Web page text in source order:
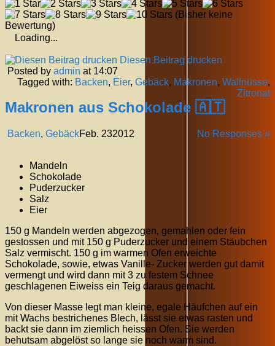
(Bisher keine
Bewertung)
Loading...
Diesen Beitrag drucken
Posted by admin at 14:07
Tagged with: Backen, Eier, Gebäck, Makronen, Wallnüsse,
Zitronat
Makronen aus Schokolade 🇦🇹
Backen, Gebäck No Responses »
Feb. 232012
Mandeln
Schokolade
Puderzucker
Salz
Eier
150 g Mandeln werden abgezogen, gemahlen oder fein
gestossen und mit 150 g Puderzucker und einem Stäubchen
Salz vermischt. 150 g im warmen Ofen erweichte
Schokolade, sowie, etwas Vanille- Zucker werden gut damit
vermengt und wird dann mit 3 zu festem Schnee
geschlagenen Eiweiss ein Teig daraus gemacht.
Von dieser Masse legt man kleine, egale Häufchen auf ein
mit Wachs bestrichenes Blech, lässt sie etwas rasten und
backt sie dann im ziemlich heissen Ofen. Sie werden
behutsam abgelöst so lange sie noch warm sind.